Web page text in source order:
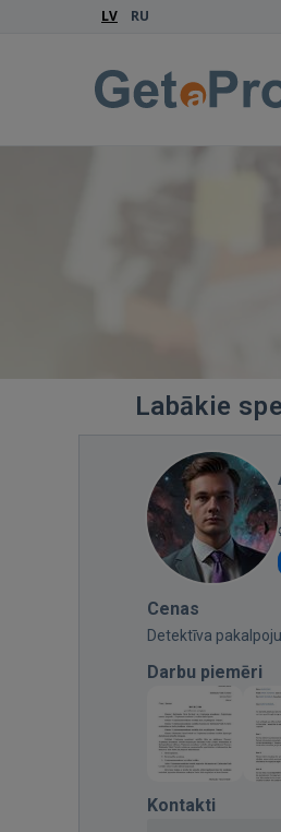
LV RU
Labākie
Cenas
Detektīva
Darbu piemēri
Kontakti